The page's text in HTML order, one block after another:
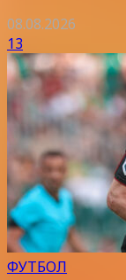
08.08.2026
13
ФУТБОЛ